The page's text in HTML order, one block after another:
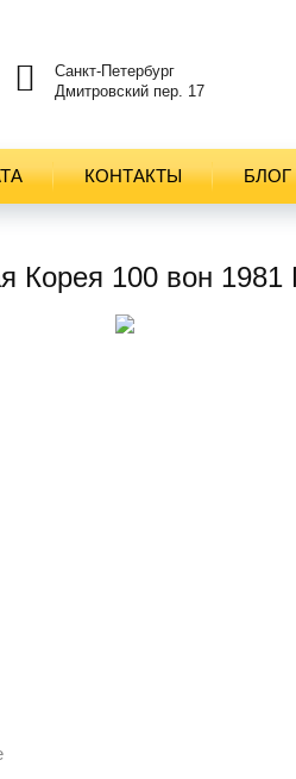
Санкт-Петербург
Дмитровский пер. 17
КОНТАКТЫ БЛОГ
Корея 100 вон 1981